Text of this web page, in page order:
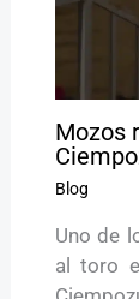
Mozos
Blog
Uno de
al toro